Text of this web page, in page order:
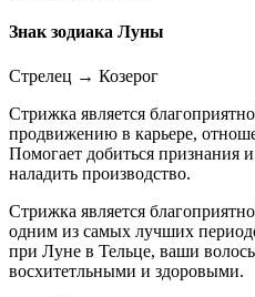
Знак зодиака Луны
Стрелец → Козерог
Стрижка является
продвижению в карьере,
Помогает добиться признания
наладить производство.
Стрижка является
одним из самых лучших
при Луне в Тельце, ваши
восхитетльными и здоровыми.